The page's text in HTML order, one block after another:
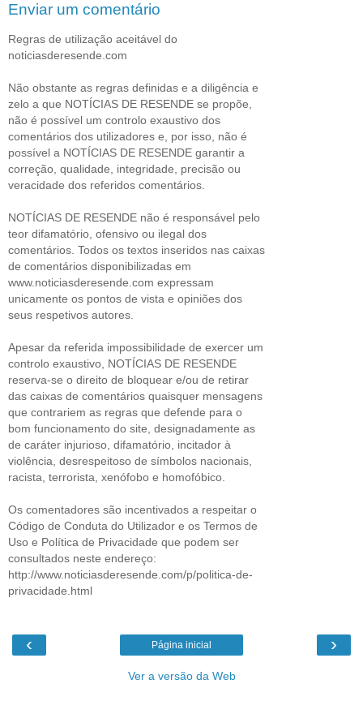
Enviar um comentário
Regras de utilização aceitável do
noticiasderesende.com
Não obstante as regras definidas e a diligência e
zelo a que NOTÍCIAS DE RESENDE se propõe,
não é possível um controlo exaustivo dos
comentários dos utilizadores e, por isso, não é
possível a NOTÍCIAS DE RESENDE garantir a
correção, qualidade, integridade, precisão ou
veracidade dos referidos comentários.
NOTÍCIAS DE RESENDE não é responsável pelo
teor difamatório, ofensivo ou ilegal dos
comentários. Todos os textos inseridos nas caixas
de comentários disponibilizadas em
www.noticiasderesende.com expressam
unicamente os pontos de vista e opiniões dos
seus respetivos autores.
Apesar da referida impossibilidade de exercer um
controlo exaustivo, NOTÍCIAS DE RESENDE
reserva-se o direito de bloquear e/ou de retirar
das caixas de comentários quaisquer mensagens
que contrariem as regras que defende para o
bom funcionamento do site, designadamente as
de caráter injurioso, difamatório, incitador à
violência, desrespeitoso de símbolos nacionais,
racista, terrorista, xenófobo e homofóbico.
Os comentadores são incentivados a respeitar o
Código de Conduta do Utilizador e os Termos de
Uso e Política de Privacidade que podem ser
consultados neste endereço:
http://www.noticiasderesende.com/p/politica-de-
privacidade.html
‹ ›
Página inicial
Ver a versão da Web